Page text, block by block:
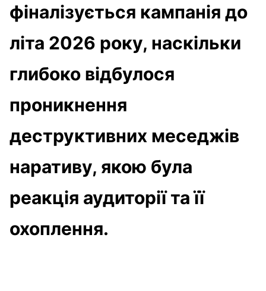
фіналізується кампанія до
літа 2026 року, наскільки
глибоко відбулося
проникнення
деструктивних меседжів
наративу, якою була
реакція аудиторії та її
охоплення.